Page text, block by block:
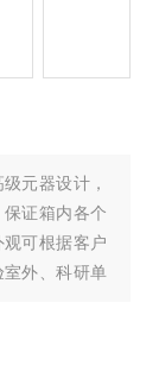
元器设计，
证箱内各个
可根据客户
外、科研单